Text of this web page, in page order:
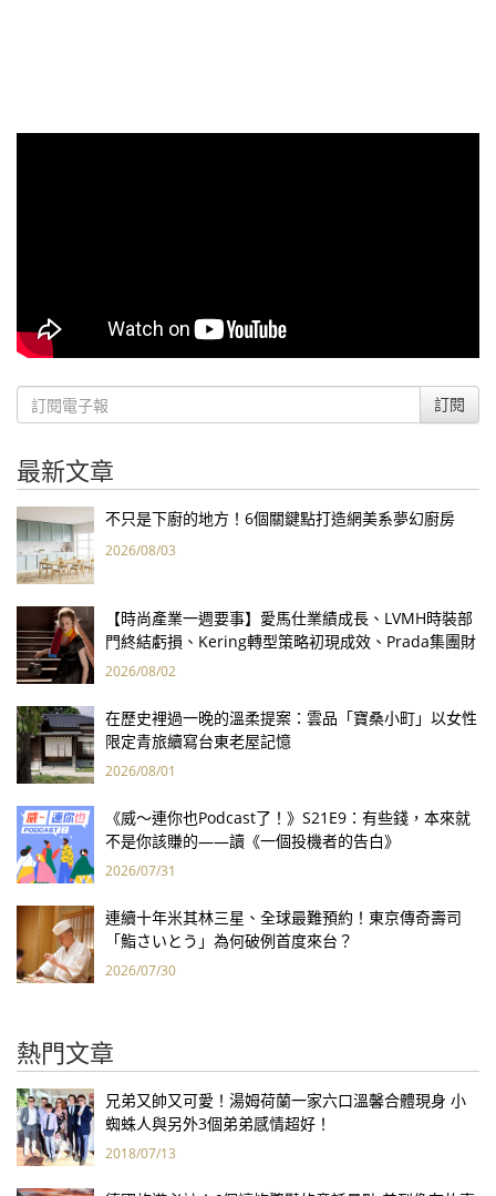
訂閱
最新文章
不只是下廚的地方！6個關鍵點打造網美系夢幻廚房
2026/08/03
【時尚產業一週要事】愛馬仕業績成長、LVMH時裝部
門終結虧損、Kering轉型策略初現成效、Prada集團財
報亮眼
2026/08/02
在歷史裡過一晚的溫柔提案：雲品「寶桑小町」以女性
限定青旅續寫台東老屋記憶
2026/08/01
《威～連你也Podcast了！》S21E9：有些錢，本來就
不是你該賺的——讀《一個投機者的告白》
2026/07/31
連續十年米其林三星、全球最難預約！東京傳奇壽司
「鮨さいとう」為何破例首度來台？
2026/07/30
熱門文章
兄弟又帥又可愛！湯姆荷蘭一家六口溫馨合體現身 小
蜘蛛人與另外3個弟弟感情超好！
2018/07/13